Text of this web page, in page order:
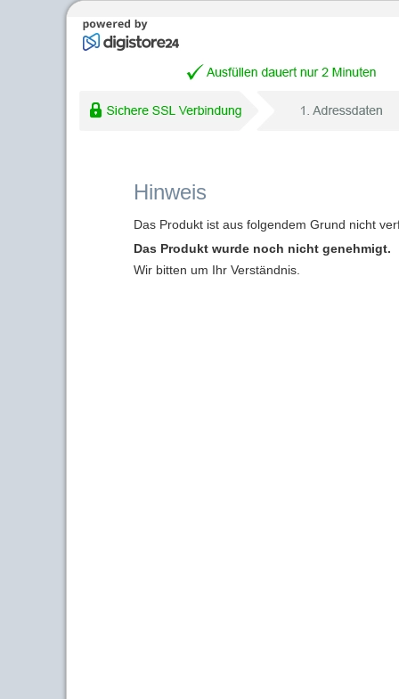
Hinweis
Das Produkt ist aus folgendem Grund nicht
Das Produkt wurde noch nicht genehmigt.
Wir bitten um Ihr Verständnis.